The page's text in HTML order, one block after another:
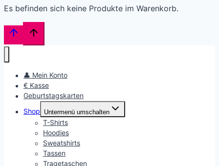
Es befinden sich keine Produkte im Warenkorb.
👤 Mein Konto
€ Kasse
Geburtstagskarten
Shop
Untermenü umschalten
T-Shirts
Hoodies
Sweatshirts
Tassen
Tragetaschen